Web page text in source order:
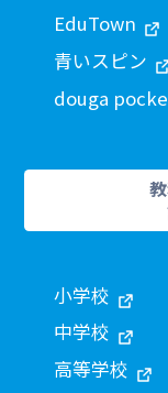
EduTown
青いスピン
douga
小学校
中学校
高等学校